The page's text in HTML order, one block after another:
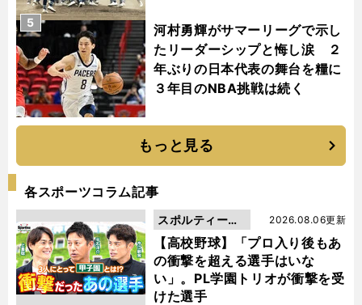
河村勇輝がサマーリーグで示し
たリーダーシップと悔し涙 ２
年ぶりの日本代表の舞台を糧に
３年目のNBA挑戦は続く
5
もっと見る
各スポーツコラム記事
【高校野球】「プロ入り後もあ
の衝撃を超える選手はいな
い」。PL学園トリオが衝撃を受
けた選手
2026.08.06更新
スポルティーバ
動画